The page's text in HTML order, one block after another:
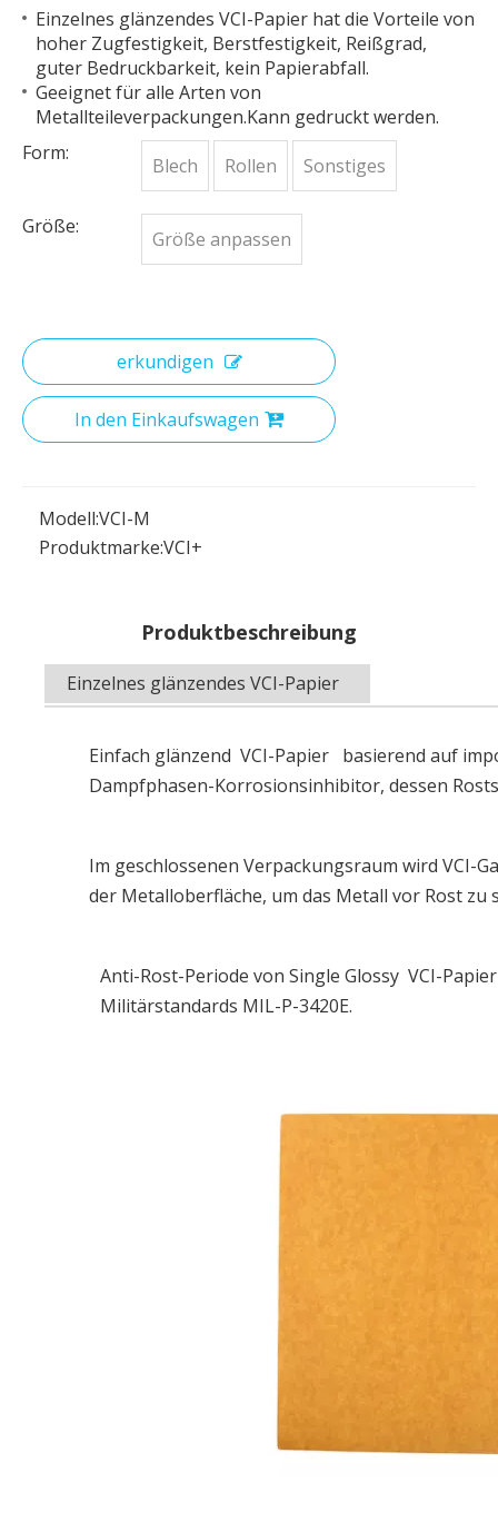
Einzelnes glänzendes VCI-Papier hat die Vorteile von
hoher Zugfestigkeit, Berstfestigkeit, Reißgrad,
guter Bedruckbarkeit, kein Papierabfall.
Geeignet für alle Arten von
Metallteileverpackungen.Kann gedruckt werden.
Form:
Blech Rollen Sonstiges
Größe:
Größe anpassen
erkundigen
In den Einkaufswagen
Modell:VCI-M
Produktmarke:VCI+
Produktbeschreibung
Einzelnes glänzendes VCI-Papier
Einfach glänzend VCI-Papier basierend auf
Dampfphasen-Korrosionsinhibitor, dessen
Im geschlossenen Verpackungsraum wird VCI-
der Metalloberfläche, um das Metall vor Rost zu
Anti-Rost-Periode von Single Glossy VCI-
Militärstandards MIL-P-3420E.